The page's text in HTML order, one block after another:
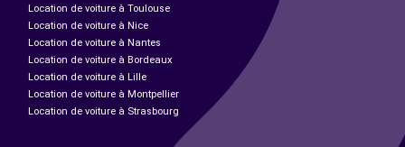
Location de voiture à Toulouse
Location de voiture à Nice
Location de voiture à Nantes
Location de voiture à Bordeaux
Location de voiture à Lille
Location de voiture à Montpellier
Location de voiture à Strasbourg